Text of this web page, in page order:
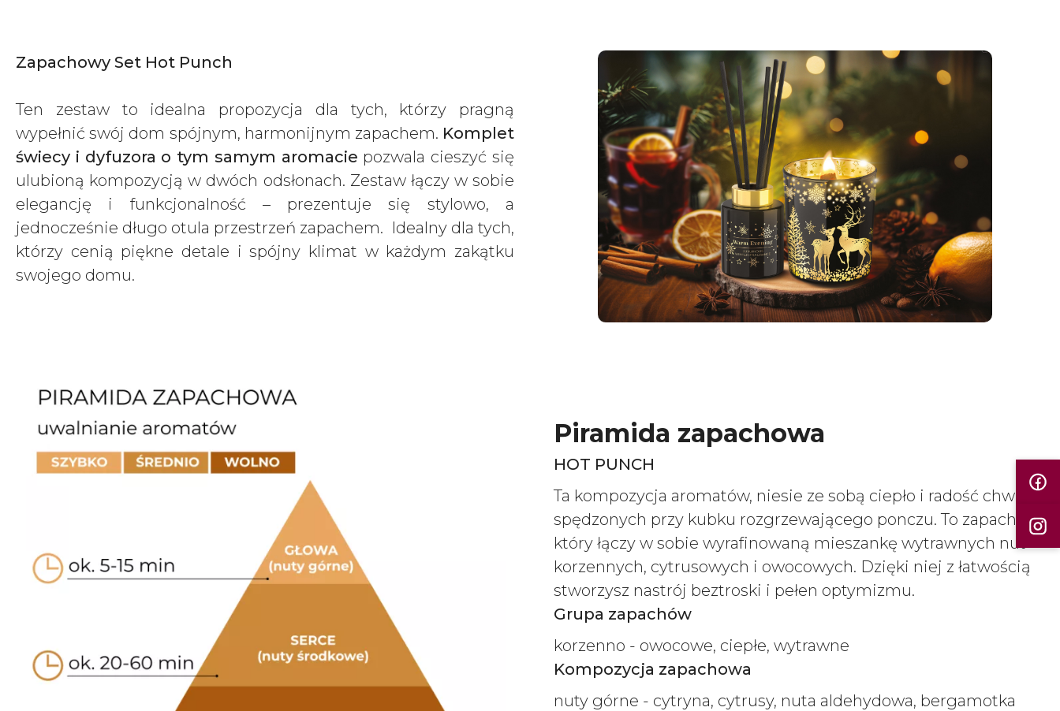
Zapachowy Set Hot Punch
Ten zestaw to idealna propozycja dla tych, którzy pragną
wypełnić swój dom spójnym, harmonijnym zapachem. Komplet
świecy i dyfuzora o tym samym aromacie pozwala cieszyć się
ulubioną kompozycją w dwóch odsłonach. Zestaw łączy w sobie
elegancję i funkcjonalność – prezentuje się stylowo, a
jednocześnie długo otula przestrzeń zapachem. Idealny dla tych,
którzy cenią piękne detale i spójny klimat w każdym zakątku
swojego domu.
Piramida zapachowa
HOT PUNCH
Ta kompozycja aromatów, niesie ze sobą ciepło i radość chwil
spędzonych przy kubku rozgrzewającego ponczu. To zapach,
który łączy w sobie wyrafinowaną mieszankę wytrawnych nut
korzennych, cytrusowych i owocowych. Dzięki niej z łatwością
stworzysz nastrój beztroski i pełen optymizmu.
Grupa zapachów
korzenno - owocowe, ciepłe, wytrawne
Kompozycja zapachowa
nuty górne - cytryna, cytrusy, nuta aldehydowa, bergamotka